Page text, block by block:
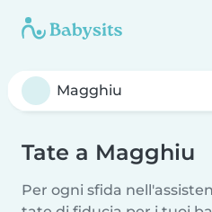
Tate a Magghiu
Per ogni sfida